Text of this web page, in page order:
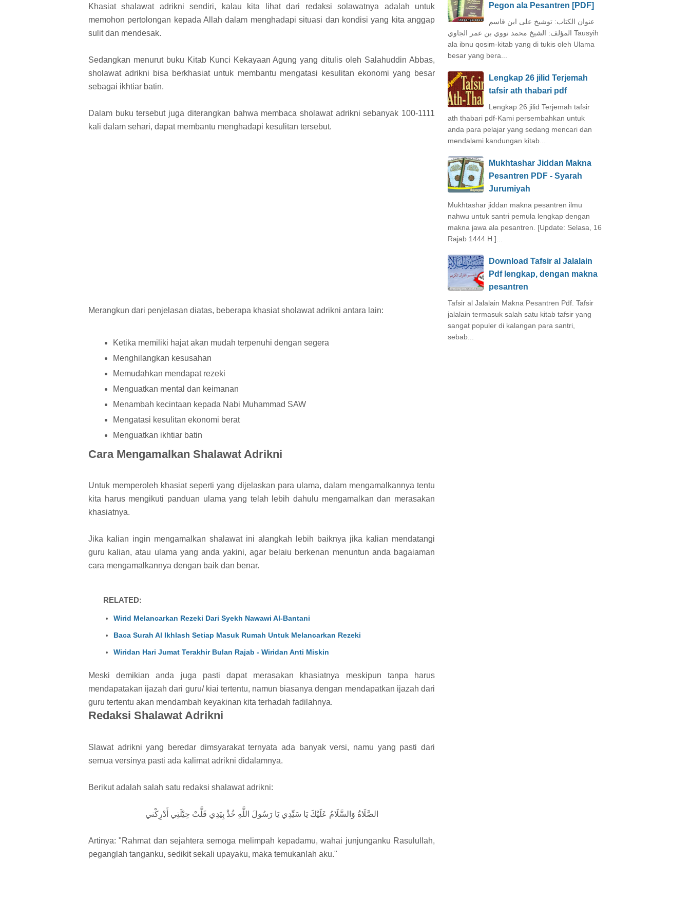
Khasiat shalawat adrikni sendiri, kalau kita lihat dari redaksi solawatnya adalah untuk
memohon pertolongan kepada Allah dalam menghadapi situasi dan kondisi yang kita anggap
sulit dan mendesak.
Sedangkan menurut buku Kitab Kunci Kekayaan Agung yang ditulis oleh Salahuddin Abbas,
sholawat adrikni bisa berkhasiat untuk membantu mengatasi kesulitan ekonomi yang besar
sebagai ikhtiar batin.
Dalam buku tersebut juga diterangkan bahwa membaca sholawat adrikni sebanyak 100-1111
kali dalam sehari, dapat membantu menghadapi kesulitan tersebut.
Merangkun dari penjelasan diatas, beberapa khasiat sholawat adrikni antara lain:
Ketika memiliki hajat akan mudah terpenuhi dengan segera
Menghilangkan kesusahan
Memudahkan mendapat rezeki
Menguatkan mental dan keimanan
Menambah kecintaan kepada Nabi Muhammad SAW
Mengatasi kesulitan ekonomi berat
Menguatkan ikhtiar batin
Cara Mengamalkan Shalawat Adrikni
Untuk memperoleh khasiat seperti yang dijelaskan para ulama, dalam mengamalkannya tentu
kita harus mengikuti panduan ulama yang telah lebih dahulu mengamalkan dan merasakan
khasiatnya.
Jika kalian ingin mengamalkan shalawat ini alangkah lebih baiknya jika kalian mendatangi
guru kalian, atau ulama yang anda yakini, agar belaiu berkenan menuntun anda bagaiaman
cara mengamalkannya dengan baik dan benar.
RELATED:
Wirid Melancarkan Rezeki Dari Syekh Nawawi Al-Bantani
Baca Surah Al Ikhlash Setiap Masuk Rumah Untuk Melancarkan Rezeki
Wiridan Hari Jumat Terakhir Bulan Rajab - Wiridan Anti Miskin
Meski demikian anda juga pasti dapat merasakan khasiatnya meskipun tanpa harus
mendapatakan ijazah dari guru/ kiai tertentu, namun biasanya dengan mendapatkan ijazah dari
guru tertentu akan mendambah keyakinan kita terhadah fadilahnya.
Redaksi Shalawat Adrikni
Slawat adrikni yang beredar dimsyarakat ternyata ada banyak versi, namu yang pasti dari
semua versinya pasti ada kalimat adrikni didalamnya.
Berikut adalah salah satu redaksi shalawat adrikni:
الصَّلَاةُ وَالسَّلَامُ عَلَيْكَ يَا سَيِّدِي يَا رَسُولَ اللَّهِ خُذْ بِيَدِي قَلَّتْ حِيْلَتِي أَدْرِكْني
Artinya: "Rahmat dan sejahtera semoga melimpah kepadamu, wahai junjunganku Rasulullah,
peganglah tanganku, sedikit sekali upayaku, maka temukanlah aku."
Pegon ala Pesantren [PDF]
عنوان الكتاب: توشيخ على ابن قاسم
المؤلف: الشيخ محمد نووي بن عمر الجاوي Tausyih
ala ibnu qosim-kitab yang di tukis oleh Ulama
besar yang bera...
Lengkap 26 jilid Terjemah
tafsir ath thabari pdf
Lengkap 26 jilid Terjemah tafsir
ath thabari pdf-Kami persembahkan untuk
anda para pelajar yang sedang mencari dan
mendalami kandungan kitab...
Mukhtashar Jiddan Makna
Pesantren PDF - Syarah
Jurumiyah
Mukhtashar jiddan makna pesantren ilmu
nahwu untuk santri pemula lengkap dengan
makna jawa ala pesantren. [Update: Selasa, 16
Rajab 1444 H.]...
Download Tafsir al Jalalain
Pdf lengkap, dengan makna
pesantren
Tafsir al Jalalain Makna Pesantren Pdf. Tafsir
jalalain termasuk salah satu kitab tafsir yang
sangat populer di kalangan para santri,
sebab...